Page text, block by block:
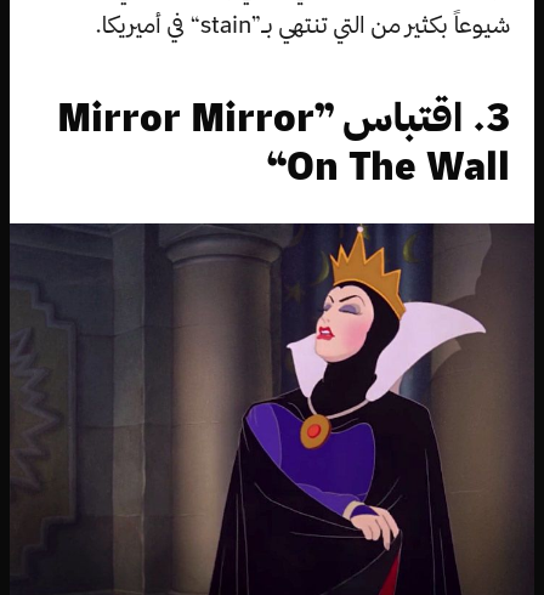
شيوعاً بكثير من التي تنتهي بـ”stain“ في أميريكا.
3. اقتباس ”Mirror Mirror
On The Wall“